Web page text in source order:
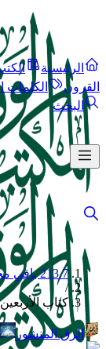
الرئيسية
القرون
الكلمات
البحث
213.7 باقي مجموعات الحديث
/
كتاب
الرق المنشور